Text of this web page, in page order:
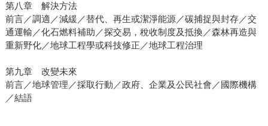
第八章 解決方法
前言／調適／減緩／替代、再生或潔淨能源／碳捕捉與封存／交
通運輸／化石燃料補助／探交易，稅收制度及抵換／森林再造與
重新野化／地球工程學或科技修正／地球工程治理
第九章 改變未來
前言／地球管理／採取行動／政府、企業及公民社會／國際機構
／結語